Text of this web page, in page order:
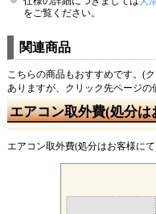
をご覧ください。
関連商品
こちらの商品もおすすめです。(
ありますが、クリック先ページ
エアコン取外費(処分は
エアコン取外費(処分はお客様に